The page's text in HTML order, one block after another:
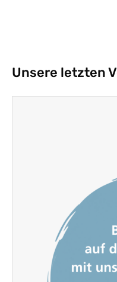
Unsere letzten